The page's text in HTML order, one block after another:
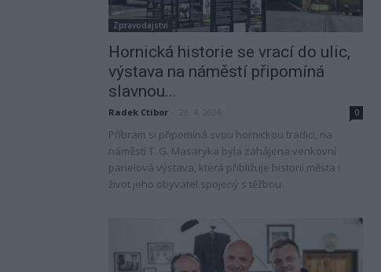
Zpravodajství
Hornická historie se vrací do ulic,
výstava na náměstí připomíná
slavnou...
Radek Ctibor 0
Příbram si připomíná svou hornickou tradici, na
náměstí T. G. Masaryka byla zahájena venkovní
panelová výstava, která přibližuje historii města i
život jeho obyvatel spojený s těžbou.